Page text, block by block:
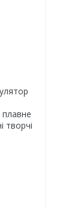
творчі